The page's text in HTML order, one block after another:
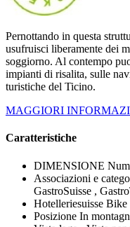
Pernottando in questa
usufruisci liberamente dei
soggiorno. Al contempo
impianti di risalita, sulle
turistiche del Ticino.
MAGGIORI
Caratteristiche
DIMENSIONE
Associazioni e
GastroSuisse ,
Hotelleriesuisse Bike
Posizione In